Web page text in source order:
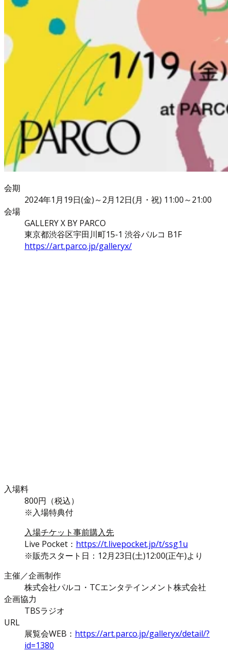
会期
2024年1月19日(金)～2月12日(月・祝) 11:00～21:00
会場
GALLERY X BY PARCO
東京都渋谷区宇田川町15-1 渋谷パルコ B1F
https://art.parco.jp/galleryx/
入場料
800円（税込）
※入場特典付
入場チケット事前購入先
Live Pocket： https://t.livepocket.jp/t/ssg1u
※販売スタート日：12月23日(土)12:00(正午)より
主催／企画制作
株式会社パルコ・TCエンタテインメント株式会社
企画協力
TBSラジオ
URL
展覧会WEB： https://art.parco.jp/galleryx/detail/?
id=1380